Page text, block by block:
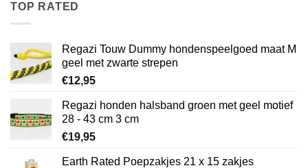
TOP RATED
Regazi Touw Dummy hondenspeelgoed maat M
geel met zwarte strepen
€12,95
Regazi honden halsband groen met geel motief
28 - 43 cm 3 cm
€19,95
Earth Rated Poepzakjes 21 x 15 zakjes